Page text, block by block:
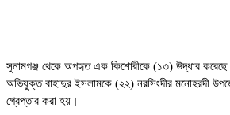
সুনামগঞ্জ থেকে অপহৃত এক কিশোরীকে (১৩) উদ্ধার
অভিযুক্ত বাহাদুর ইসলামকে (২২) নরসিংদীর মনোহরদী
গ্রেপ্তার করা হয়।